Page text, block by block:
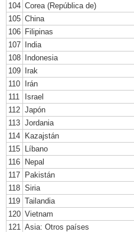
104 Corea (República de)
105 China
106 Filipinas
107 India
108 Indonesia
109 Irak
110 Irán
111
Israel
112 Japón
113 Jordania
114 Kazajstán
115 Líbano
116 Nepal
117 Pakistán
118 Siria
119 Tailandia
120 Vietnam
121 Asia: Otros países